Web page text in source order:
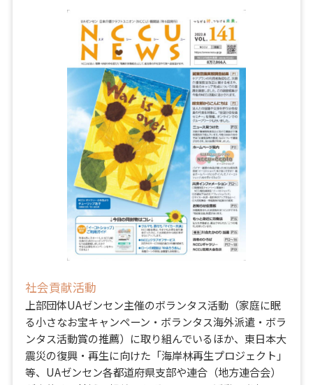
社会貢献活動
上部団体UAゼンセン主催のボランタス活動（家庭に眠
る小さなお宝キャンペーン・ボランタス海外派遣・ボラ
ンタス活動賞の推薦）に取り組んでいるほか、東日本大
震災の復興・再生に向けた「海岸林再生プロジェクト」
等、UAゼンセン各都道府県支部や連合（地方連合会）